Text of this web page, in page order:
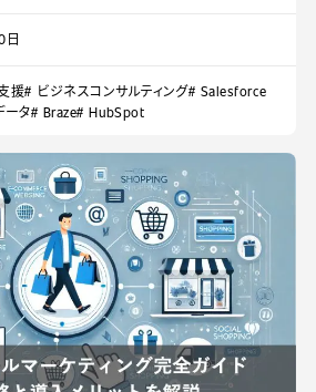
日
援# ビジネスコンサルティング# Salesforce
ータ# Braze# HubSpot